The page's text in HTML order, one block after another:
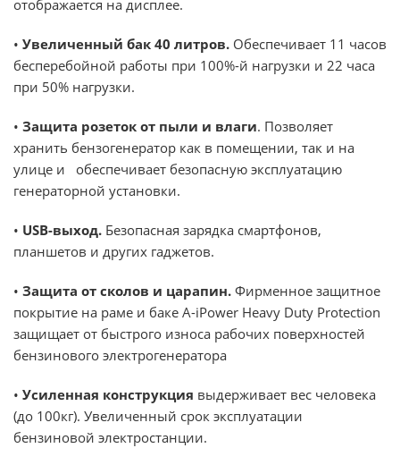
отображается на дисплее.
• Увеличенный бак 40 литров. Обеспечивает 11 часов
бесперебойной работы при 100%-й нагрузки и 22 часа
при 50% нагрузки.
• Защита розеток от пыли и влаги. Позволяет
хранить бензогенератор как в помещении, так и на
улице и обеспечивает безопасную эксплуатацию
генераторной установки.
• USB-выход. Безопасная зарядка смартфонов,
планшетов и других гаджетов.
• Защита от сколов и царапин. Фирменное защитное
покрытие на раме и баке A-iPower Heavy Duty Protection
защищает от быстрого износа рабочих поверхностей
бензинового электрогенератора
• Усиленная конструкция выдерживает вес человека
(до 100кг). Увеличенный срок эксплуатации
бензиновой электростанции.